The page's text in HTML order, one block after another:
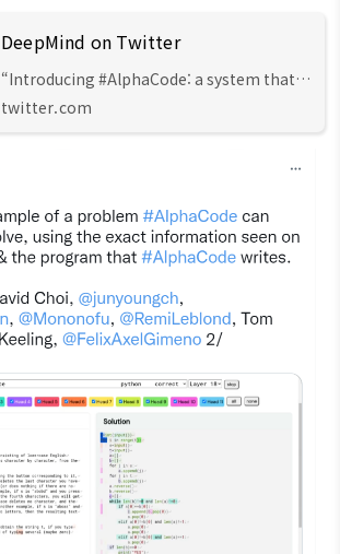
DeepMind on Twitter
“Introducing #AlphaCode: a system that
can compete at average human level in
problem-solving capabilities, combining
more: https://t.co/yaXfM
twitter.com